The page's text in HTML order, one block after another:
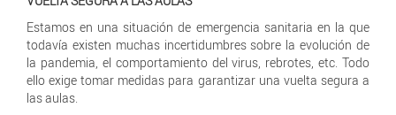
Estamos en una situación de emergencia sanitaria en la que
todavía existen muchas incertidumbres sobre la evolución de
la pandemia, el comportamiento del virus, rebrotes, etc. Todo
ello exige tomar medidas para garantizar una vuelta segura a
las aulas.